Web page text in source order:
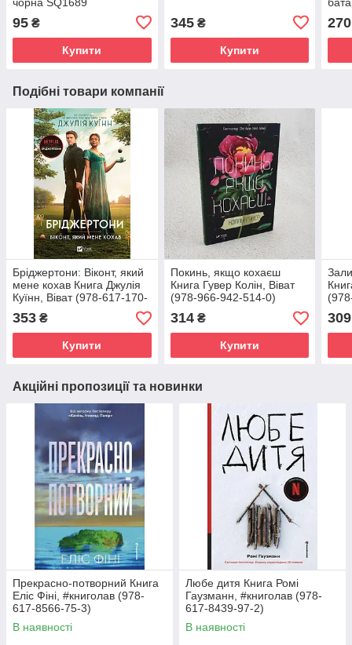
95 ₴
Купити
345₴
Купити
270
Подібні товари компанії
Бріджертони: Віконт, який
мене кохав Книга Джулія
Куїнн, Віват (978-617-170-
029-1)
353 ₴
Купити
Покинь, якщо кохаєш
Книга Гувер Колін, Віват
(978-966-942-514-0)
314₴
Купити
309
Акційні пропозиції та новинки
Прекрасно-потворний Книга
Еліс Фіні, #книголав (978-
617-8566-75-3)
В наявності
Любе дитя Книга Ромі
Гаузманн, #книголав (978-
617-8439-97-2)
В наявності